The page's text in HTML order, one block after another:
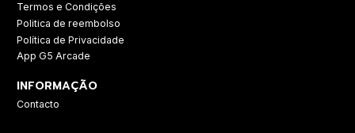
Termos e Condições
Politica de reembolso
Política de Privacidade
App G5 Arcade
INFORMAÇÃO
Contacto